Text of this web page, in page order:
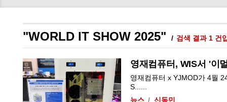
"WORLD IT SHOW 2025" 검색 결과 1 건
영재컴퓨터, WIS서 '이
영재컴퓨터 x YJMOD가 4월
S......
뉴스
신동민